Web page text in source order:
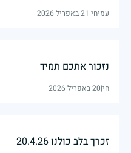
עמיחי|21 באפריל 2026
נזכור אתכם תמיד
חי|20 באפריל 2026
זכרך בלב כולנו 20.4.26